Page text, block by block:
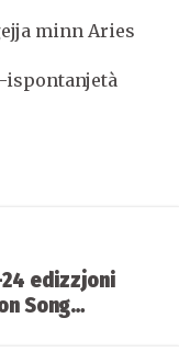
minn Aries
edizzjoni
Song